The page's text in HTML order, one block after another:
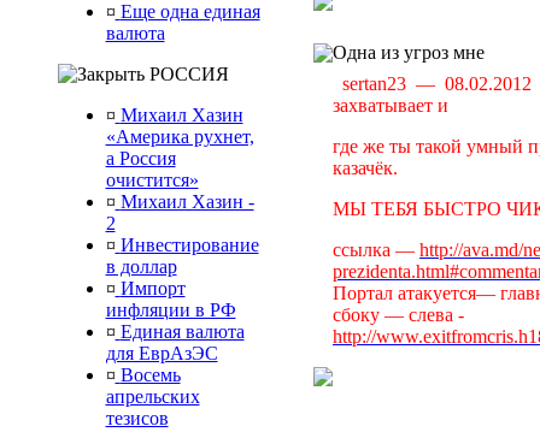
¤ Еще одна единая
валюта
РОССИЯ
¤ Михаил Хазин
«Америка рухнет,
а Россия
очистится»
¤ Михаил Хазин -
2
¤ Инвестирование
в доллар
¤ Импорт
инфляции в РФ
¤ Единая валюта
для ЕврАзЭС
¤ Восемь
апрельских
тезисов
Одна из угроз мне
sertan23 —
захватывает и
где же ты такой умный
казачёк.
МЫ ТЕБЯ БЫСТРО
ссылка — http://ava.md/
Портал атакуется—
сбоку — слева -
http://